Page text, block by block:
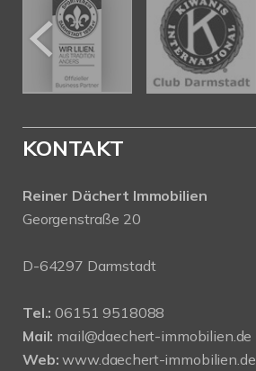
KONTAKT
Reiner Dächert Immobilien
Georgenstraße 20
D-64297 Darmstadt
Tel.: 06151 9518088
Mail: mail@daechert-immobilien.de
Web: www.daechert-immobilien.de